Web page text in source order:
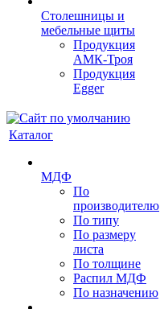
Столешницы и
мебельные щиты
Продукция
АМК-Троя
Продукция
Egger
Каталог
МДФ
По
производителю
По типу
По размеру
листа
По толщине
Распил МДФ
По назначению